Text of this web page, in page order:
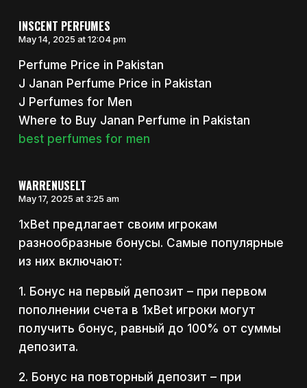
INSCENT PERFUMES
May 14, 2025 at 12:04 pm
Perfume Price in Pakistan
J Janan Perfume Price in Pakistan
J Perfumes for Men
Where to Buy Janan Perfume in Pakistan
best perfumes for men
WARRENUSELT
May 17, 2025 at 3:25 am
1xBet предлагает своим игрокам
разнообразные бонусы. Самые популярные
из них включают:
1. Бонус на первый депозит – при первом
пополнении счета в 1xBet игроки могут
получить бонус, равный до 100% от суммы
депозита.
2. Бонус на повторный депозит – при